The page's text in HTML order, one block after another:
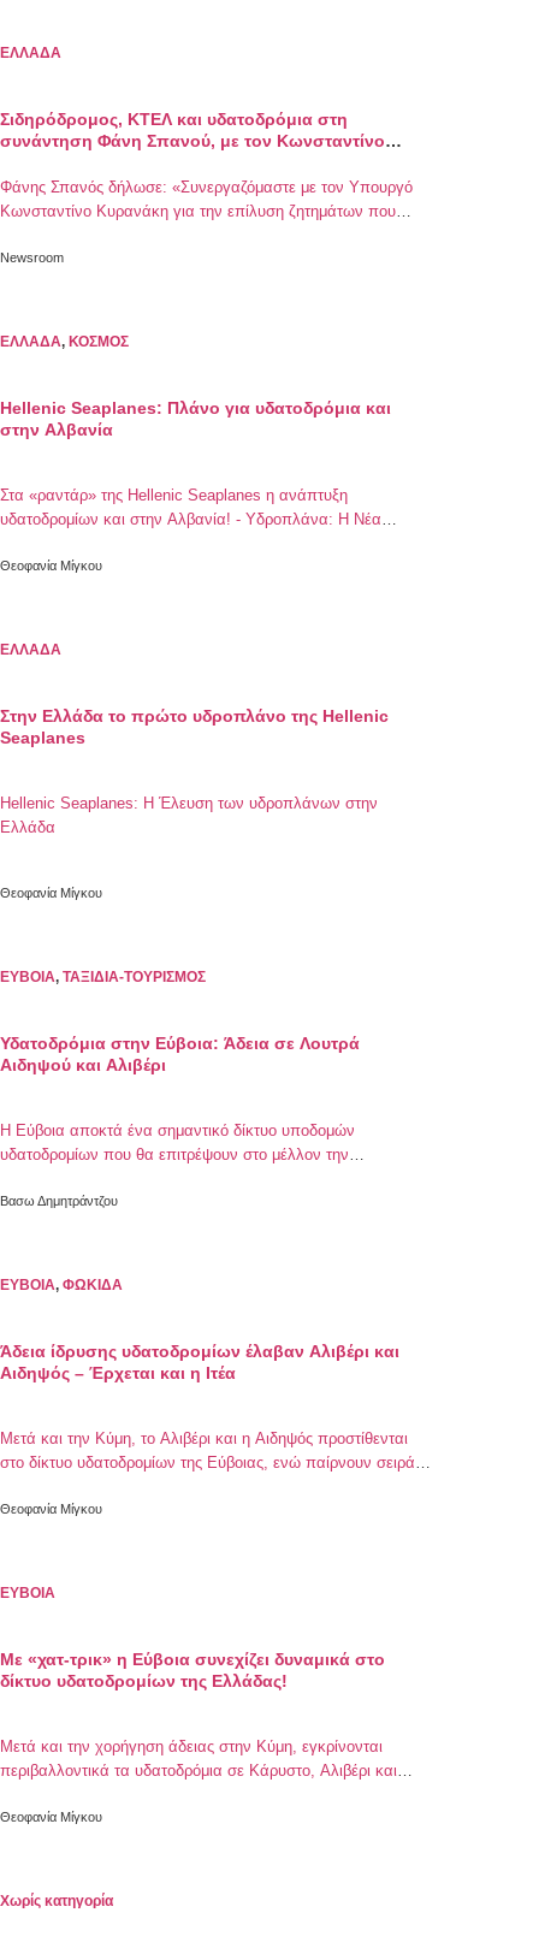
ΕΛΛΑΔΑ
Σιδηρόδρομος, ΚΤΕΛ και υδατοδρόμια στη
συνάντηση Φάνη Σπανού, με τον Κωνσταντίνο
Φάνης Σπανός δήλωσε: «Συνεργαζόμαστε με τον Υπουργό
Κωνσταντίνο Κυρανάκη για την επίλυση ζητημάτων που
Newsroom
ΕΛΛΑΔΑ, ΚΟΣΜΟΣ
Hellenic Seaplanes: Πλάνο για υδατοδρόμια και
στην Αλβανία
Στα «ραντάρ» της Hellenic Seaplanes η ανάπτυξη
υδατοδρομίων και στην Αλβανία! - Υδροπλάνα: Η Νέα
Θεοφανία Μίγκου
ΕΛΛΑΔΑ
Στην Ελλάδα το πρώτο υδροπλάνο της Hellenic
Seaplanes
Hellenic Seaplanes: Η Έλευση των υδροπλάνων στην
Ελλάδα
Θεοφανία Μίγκου
ΕΥΒΟΙΑ, ΤΑΞΙΔΙΑ-ΤΟΥΡΙΣΜΟΣ
Υδατοδρόμια στην Εύβοια: Άδεια σε Λουτρά
Αιδηψού και Αλιβέρι
Η Εύβοια αποκτά ένα σημαντικό δίκτυο υποδομών
υδατοδρομίων που θα επιτρέψουν στο μέλλον την
καλύπτοντας τη γεωγραφική της έκταση
Βασω Δημητράντζου
ΕΥΒΟΙΑ, ΦΩΚΙΔΑ
Άδεια ίδρυσης υδατοδρομίων έλαβαν Αλιβέρι και
Αιδηψός – Έρχεται και η Ιτέα
Μετά και την Κύμη, το Αλιβέρι και η Αιδηψός προστίθενται
στο δίκτυο υδατοδρομίων της Εύβοιας, ενώ παίρνουν σειρά
περιφέρεια Στερεάς Ελλάδας να υπογράφει την έναρξη των
Θεοφανία Μίγκου
ΕΥΒΟΙΑ
Με «χατ-τρικ» η Εύβοια συνεχίζει δυναμικά στο
δίκτυο υδατοδρομίων της Ελλάδας!
Μετά και την χορήγηση άδειας στην Κύμη, εγκρίνονται
περιβαλλοντικά τα υδατοδρόμια σε Κάρυστο, Αλιβέρι και
αδειοδότησή! Τη σκυτάλη παίρνουν προσεχώς οι Σκύρος,
Θεοφανία Μίγκου
Χωρίς κατηγορία